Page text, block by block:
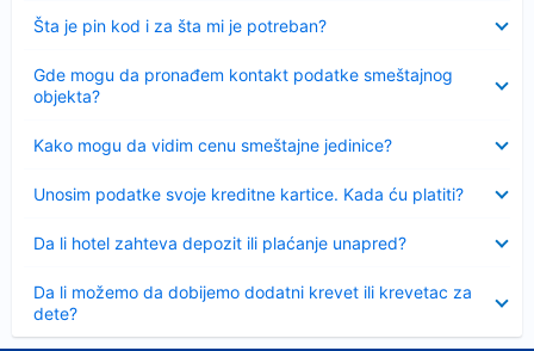
Šta je pin kod i za šta mi je potreban?
Sažeto
Gde mogu da pronađem kontakt podatke smeštajnog
objekta?
Kako mogu da vidim cenu smeštajne jedinice?
Unosim podatke svoje kreditne kartice. Kada ću platiti?
Da li hotel zahteva depozit ili plaćanje unapred?
Da li možemo da dobijemo dodatni krevet ili krevetac za
dete?